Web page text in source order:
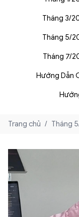
Tháng 3/
Tháng 5/
Tháng 7/
Hướng Dẫn
Trang chủ / Tháng